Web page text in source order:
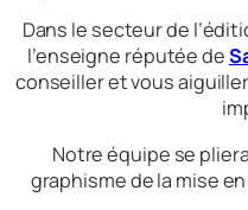
Dans le secteur de
l’enseigne réputée de
conseiller et vous
Notre équipe se
graphismede la mise